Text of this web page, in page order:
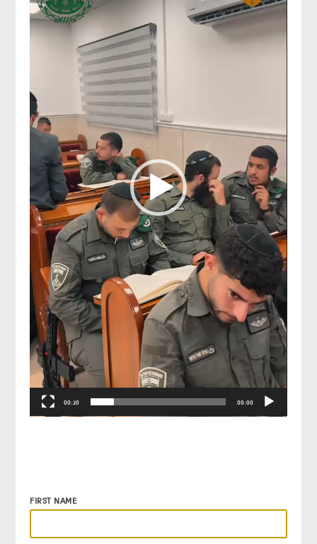
00:00
00:20
FIRST NAME